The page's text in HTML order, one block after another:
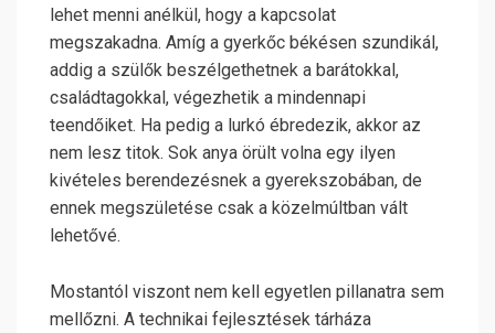
lehet menni anélkül, hogy a kapcsolat
megszakadna. Amíg a gyerkőc békésen szundikál,
addig a szülők beszélgethetnek a barátokkal,
családtagokkal, végezhetik a mindennapi
teendőiket. Ha pedig a lurkó ébredezik, akkor az
nem lesz titok. Sok anya örült volna egy ilyen
kivételes berendezésnek a gyerekszobában, de
ennek megszületése csak a közelmúltban vált
lehetővé.
Mostantól viszont nem kell egyetlen pillanatra sem
mellőzni. A technikai fejlesztések tárháza